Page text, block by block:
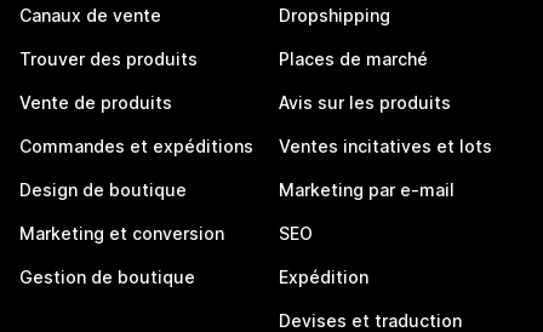
Canaux de vente
Trouver des produits
Vente de produits
Commandes et expéditions
Design de boutique
Marketing et conversion
Gestion de boutique
Dropshipping
Places de marché
Avis sur les produits
Ventes incitatives et lots
Marketing par e-mail
SEO
Expédition
Devises et traduction